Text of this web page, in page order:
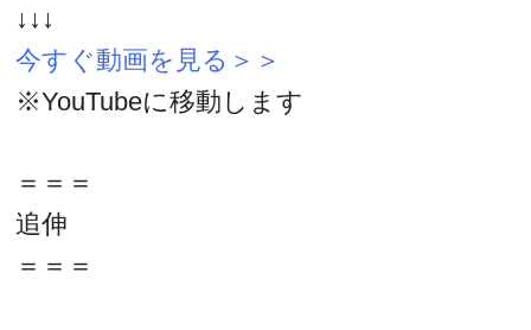
↓↓↓
今すぐ動画を見る＞＞
※YouTubeに移動します
＝＝＝
追伸
＝＝＝